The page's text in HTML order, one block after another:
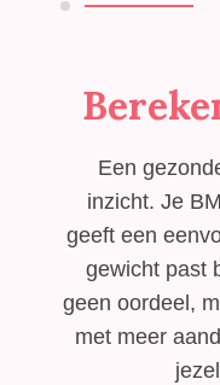
Een
inzicht. Je
geeft een
gewicht past
geen oordeel,
met meer